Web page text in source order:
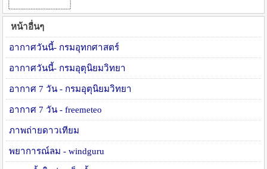
หน้าอื่นๆ
อากาศวันนี้- กรมอุทกศาสตร์
อากาศวันนี้- กรมอุตุนิยมวิทยา
อากาศ 7 วัน - กรมอุตุนิยมวิทยา
อากาศ 7 วัน - freemeteo
ภาพถ่ายดาวเทียม
พยาการณ์ลม - windguru